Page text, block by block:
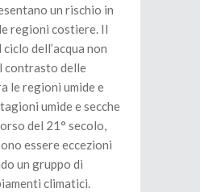
un rischio in
regioni costiere. Il
dell’acqua non
contrasto delle
le regioni umide e
umide e secche
del 21° secolo,
essere eccezioni
un gruppo di
climatici.